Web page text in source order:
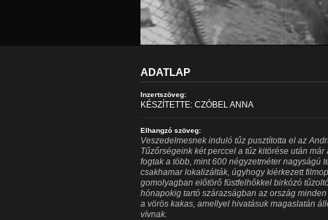
ADATLAP
Inzertszöveg:
KÉSZÍTETTE: CZÓBEL ANNA
Elhangzó szöveg:
Veszedelmesnek induló tűz pusztította el az
Tűzőrségeink két perccel a tűz kitörése után
fogtak a több, mint 600 négyzetméter nagyságú
csakhamar lokalizálták, úgyhogy kiérkezett
gomolyagban előtörő füstfelhőkkel birkózó
hónapokig tartó szárazságban az ország
a vörös kakas, amellyel hivatásuk magaslatán
vívnak.